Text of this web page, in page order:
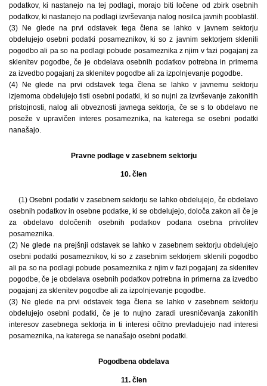
podatkov, ki nastanejo na tej podlagi, morajo biti ločene od zbirk osebnih
podatkov, ki nastanejo na podlagi izvrševanja nalog nosilca javnih pooblastil.
(3) Ne glede na prvi odstavek tega člena se lahko v javnem sektorju
obdelujejo osebni podatki posameznikov, ki so z javnim sektorjem sklenili
pogodbo ali pa so na podlagi pobude posameznika z njim v fazi pogajanj za
sklenitev pogodbe, če je obdelava osebnih podatkov potrebna in primerna
za izvedbo pogajanj za sklenitev pogodbe ali za izpolnjevanje pogodbe.
(4) Ne glede na prvi odstavek tega člena se lahko v javnemu sektorju
izjemoma obdelujejo tisti osebni podatki, ki so nujni za izvrševanje zakonitih
pristojnosti, nalog ali obveznosti javnega sektorja, če se s to obdelavo ne
poseže v upravičen interes posameznika, na katerega se osebni podatki
nanašajo.
Pravne podlage v zasebnem sektorju
10. člen
(1) Osebni podatki v zasebnem sektorju se lahko obdelujejo, če obdelavo
osebnih podatkov in osebne podatke, ki se obdelujejo, določa zakon ali če je
za obdelavo določenih osebnih podatkov podana osebna privolitev
posameznika.
(2) Ne glede na prejšnji odstavek se lahko v zasebnem sektorju obdelujejo
osebni podatki posameznikov, ki so z zasebnim sektorjem sklenili pogodbo
ali pa so na podlagi pobude posameznika z njim v fazi pogajanj za sklenitev
pogodbe, če je obdelava osebnih podatkov potrebna in primerna za izvedbo
pogajanj za sklenitev pogodbe ali za izpolnjevanje pogodbe.
(3) Ne glede na prvi odstavek tega člena se lahko v zasebnem sektorju
obdelujejo osebni podatki, če je to nujno zaradi uresničevanja zakonitih
interesov zasebnega sektorja in ti interesi očitno prevladujejo nad interesi
posameznika, na katerega se nanašajo osebni podatki.
Pogodbena obdelava
11. člen